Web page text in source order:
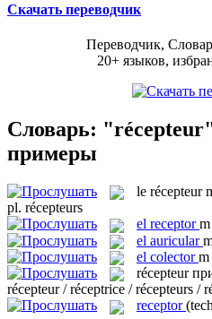
Скачать переводчик
Переводчик,
20+ языков,
Словарь:
примеры
le récepteur
pl. récepteurs
el receptor m
el auricular
el colector m
récepteur
récepteur / réceptrice / récepteurs /
receptor